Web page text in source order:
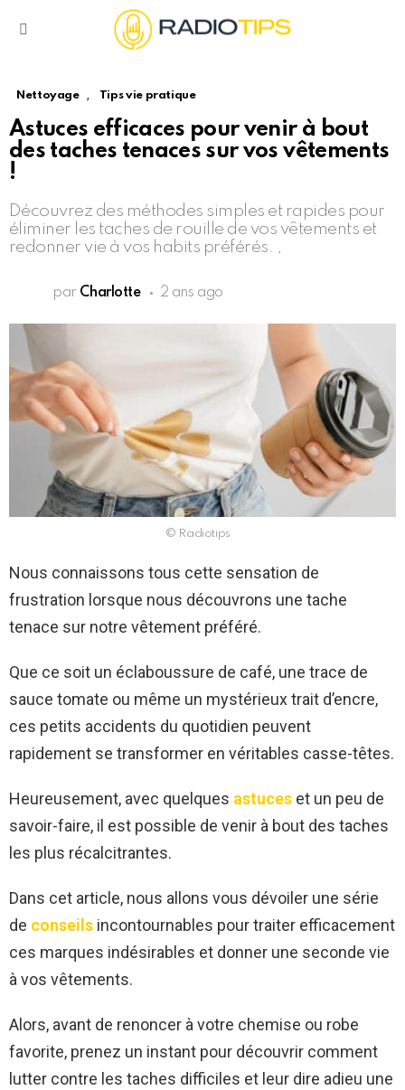
Nettoyage , Tips vie pratique
Astuces efficaces pour venir à bout
des taches tenaces sur vos vêtements
!
Découvrez des méthodes simples et rapides pour
éliminer les taches de rouille de vos vêtements et
redonner vie à vos habits préférés. ,
par Charlotte 2 ans ago
© Radiotips
Nous connaissons tous cette sensation de
frustration lorsque nous découvrons une tache
tenace sur notre vêtement préféré.
Que ce soit un éclaboussure de café, une trace de
sauce tomate ou même un mystérieux trait d’encre,
ces petits accidents du quotidien peuvent
rapidement se transformer en véritables casse-têtes.
Heureusement, avec quelques astuces et un peu de
savoir-faire, il est possible de venir à bout des taches
les plus récalcitrantes.
Dans cet article, nous allons vous dévoiler une série
de conseils incontournables pour traiter efficacement
ces marques indésirables et donner une seconde vie
à vos vêtements.
Alors, avant de renoncer à votre chemise ou robe
favorite, prenez un instant pour découvrir comment
lutter contre les taches difficiles et leur dire adieu une